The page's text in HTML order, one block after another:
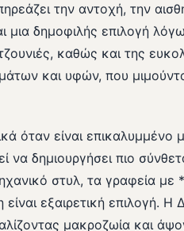
την αντοχή, την
μια δημοφιλής επιλογή
καθώς και της
και υφών, που
όταν είναι επικαλυμμένο
να δημιουργήσει πιο
στυλ, τα γραφεία με
εξαιρετική επιλογή.
μακροζωία και